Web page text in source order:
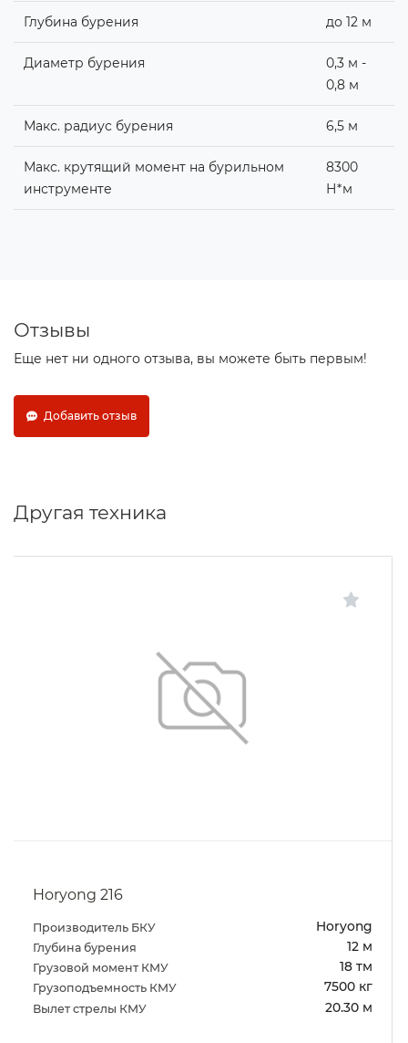
Глубина бурения до 12 м
Диаметр бурения
0,3 м -
0,8 м
Макс. радиус бурения 6,5 м
Макс. крутящий момент на бурильном
инструменте
8300
Н*м
Отзывы
Еще нет ни одного отзыва, вы можете быть первым!
Добавить отзыв
Другая техника
Horyong 216
Производитель БКУ Horyong
Глубина бурения 12 м
Грузовой момент КМУ 18 тм
Грузоподъемность КМУ 7500 кг
Вылет стрелы КМУ 20.30 м